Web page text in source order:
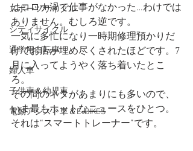
スポーツサイクル
シティサイクル
通学用自転車
婦人車
子供車＆幼児車
電動アシスト車＆E-BIKES
はコロナ渦で仕事がなかった…わけでは
ありません。むしろ逆です。
一気に多忙になり一時期修理預かりだ
けでお店が埋め尽くされたほどです。7
月に入ってようやく落ち着いたとこ
ろ。
その間のネタがあまりにも多いので、
いま最もホットなニュースをひとつ。
それは“スマートトレーナー”です。